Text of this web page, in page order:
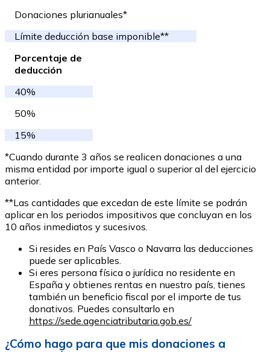
Donaciones plurianuales*
Límite deducción base imponible**
Porcentaje de
deducción
40%
50%
15%
*Cuando durante 3 años se realicen donaciones a una
misma entidad por importe igual o superior al del ejercicio
anterior.
**Las cantidades que excedan de este límite se podrán
aplicar en los periodos impositivos que concluyan en los
10 años inmediatos y sucesivos.
Si resides en País Vasco o Navarra las deducciones
puede ser aplicables.
Si eres persona física o jurídica no residente en
España y obtienes rentas en nuestro país, tienes
también un beneficio fiscal por el importe de tus
donativos. Puedes consultarlo en
https://sede.agenciatributaria.gob.es/
¿Cómo hago para que mis donaciones a